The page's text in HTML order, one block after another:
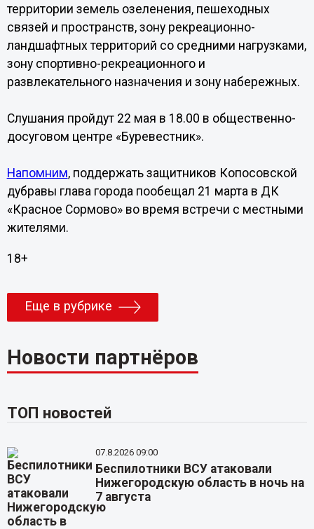
территории земель озеленения, пешеходных
связей и пространств, зону рекреационно-
ландшафтных территорий со средними нагрузками,
зону спортивно-рекреационного и
развлекательного назначения и зону набережных.
Слушания пройдут 22 мая в 18.00 в общественно-
досуговом центре «Буревестник».
Напомним, поддержать защитников Копосовской
дубравы глава города пообещал 21 марта в ДК
«Красное Сормово» во время встречи с местными
жителями.
18+
Еще в рубрике
Новости партнёров
ТОП новостей
07.8.2026 09:00
Беспилотники ВСУ атаковали
Нижегородскую область в ночь на
7 августа